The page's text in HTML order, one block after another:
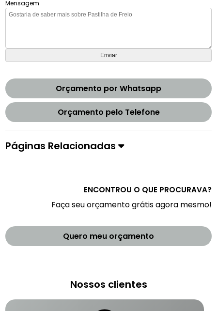
Mensagem
Orçamento por Whatsapp
Orçamento pelo Telefone
Páginas Relacionadas
ENCONTROU O QUE PROCURAVA?
Faça seu orçamento grátis agora mesmo!
Quero meu orçamento
Nossos clientes